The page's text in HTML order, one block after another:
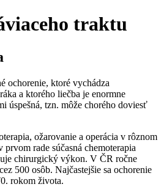
traktu
ochorenie, ktoré vychádza
a ktorého liečba je enormne
úspešná, tzn. môže chorého doviesť
ožarovanie a operácia v rôznom
rade súčasná chemoterapia
chirurgický výkon. V ČR ročne
500 osôb. Najčastejšie sa ochorenie
rokom života.